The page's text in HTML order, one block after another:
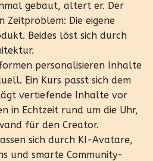
gebaut, altert er. Der
Zeitproblem: Die eigene
Beides löst sich durch
personalisieren Inhalte
Ein Kurs passt sich dem
vertiefende Inhalte vor
in Echtzeit rund um die Uhr,
für den Creator.
sich durch KI-Avatare,
und smarte Community-